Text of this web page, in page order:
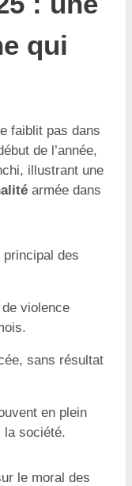
qui
faiblit pas dans
de l’année,
illustrant une
armée dans
des
violence
sans résultat
en plein
la société.
le moral des